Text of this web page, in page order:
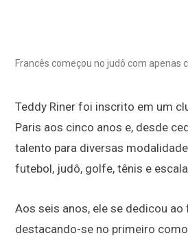
Francês começou no judô com apenas
Teddy Riner foi inscrito em um
Paris aos cinco anos e, desde
talento para diversas
futebol, judô, golfe, tênis e
Aos seis anos, ele se dedicou
destacando-se no primeiro